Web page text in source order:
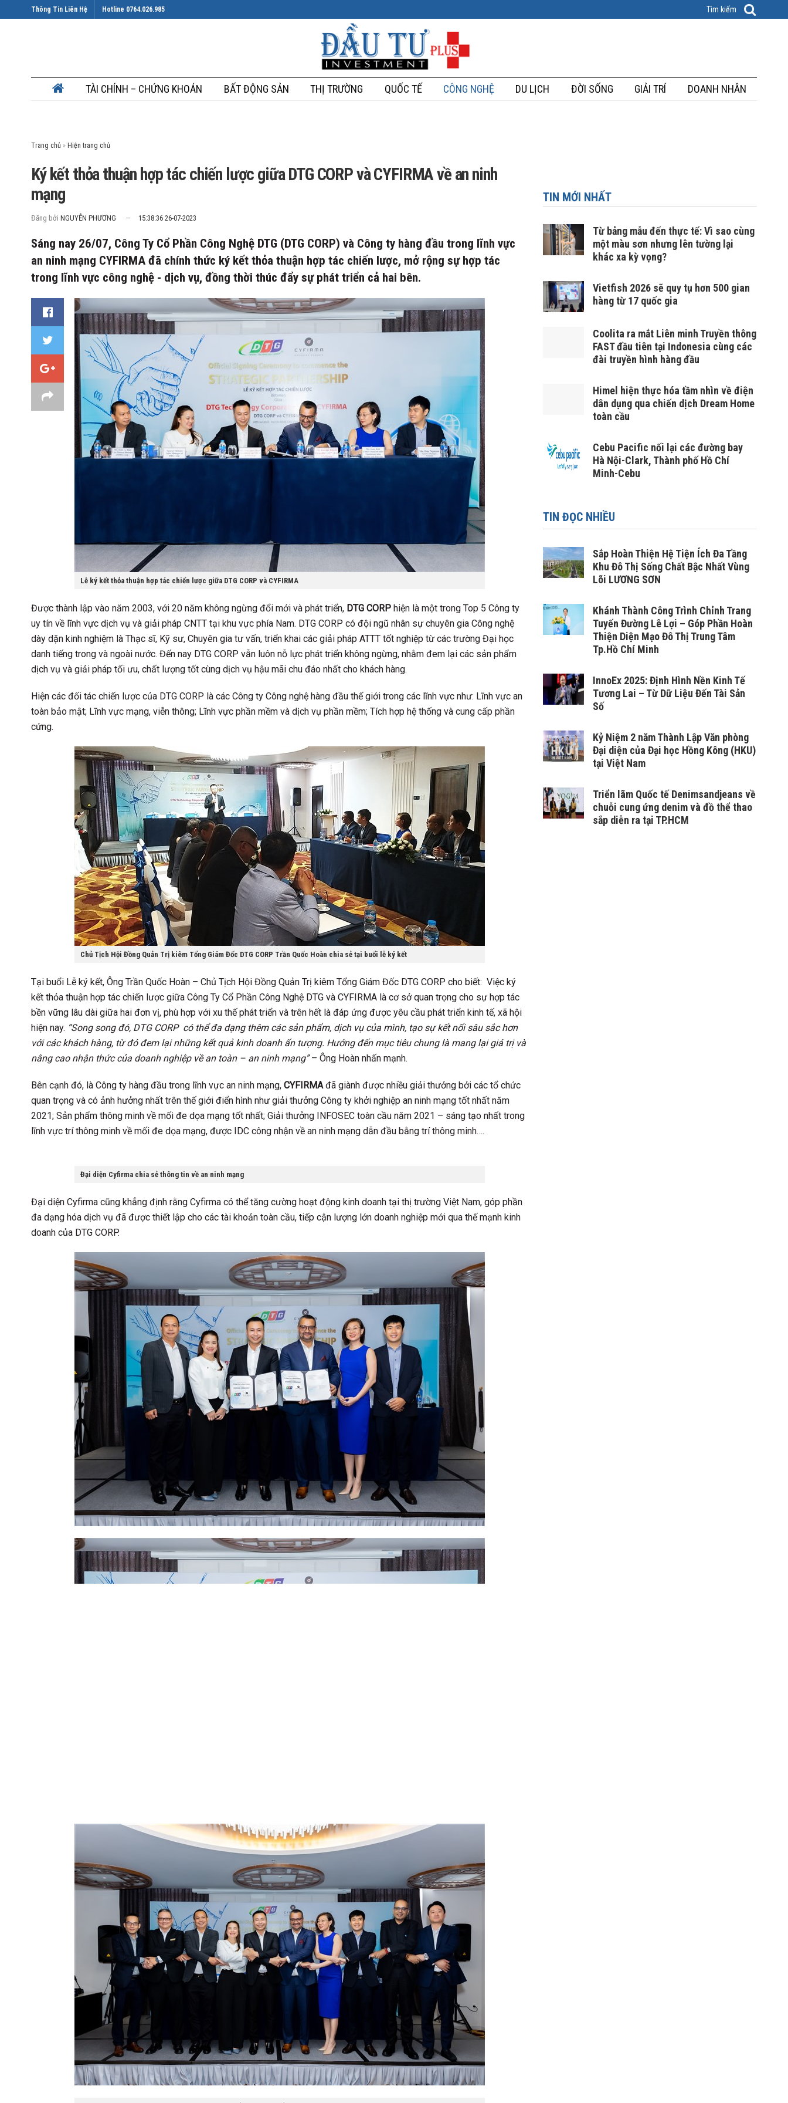
Thông Tin Liên Hệ Hotline 0764.026.985
TÀI CHÍNH – CHỨNG KHOÁN BẤT ĐỘNG SẢN THỊ TRƯỜNG QUỐC TẾ CÔNG NGHỆ DU LỊCH ĐỜI SỐNG GIẢI TRÍ DOANH NHÂN
Trang chủ »
Ký kết thỏa thuận hợp tác chiến lược giữa DTG CORP và CYFIRMA về an ninh
mạng
Đăng bởi NGUYỄN PHƯƠNG 15:38:36 26-07-2023
Sáng nay 26/07, Công Ty Cổ Phần Công Nghệ DTG (DTG CORP) và Công ty hàng đầu trong lĩnh vực
an ninh mạng CYFIRMA đã chính thức ký kết thỏa thuận hợp tác chiến lược, mở rộng sự hợp tác
trong lĩnh vực công nghệ - dịch vụ, đồng thời thúc đẩy sự phát triển cả hai bên.
Lễ ký kết thỏa thuận hợp tác chiến lược giữa DTG CORP và CYFIRMA
Được thành lập vào năm 2003, với 20 năm không ngừng đổi mới và phát triển, DTG CORP hiện là một trong Top 5 Công ty
uy tín về lĩnh vực dịch vụ và giải pháp CNTT tại khu vực phía Nam. DTG CORP có đội ngũ nhân sự chuyên gia Công nghệ
dày dặn kinh nghiệm là Thạc sĩ, Kỹ sư, Chuyên gia tư vấn, triển khai các giải pháp ATTT tốt nghiệp từ các trường Đại học
danh tiếng trong và ngoài nước. Đến nay DTG CORP vẫn luôn nỗ lực phát triển không ngừng, nhằm đem lại các sản phẩm
dịch vụ và giải pháp tối ưu, chất lượng tốt cùng dịch vụ hậu mãi chu đáo nhất cho khách hàng.
Hiện các đối tác chiến lược của DTG CORP là các Công ty Công nghệ hàng đầu thế giới trong các lĩnh vực như: Lĩnh vực an
toàn bảo mật; Lĩnh vực mạng, viễn thông; Lĩnh vực phần mềm và dịch vụ phần mềm; Tích hợp hệ thống và cung cấp phần
cứng.
Chủ Tịch Hội Đồng Quản Trị kiêm Tổng Giám Đốc DTG CORP Trần Quốc Hoàn chia sẻ tại buổi lễ ký kết
Tại buổi Lễ ký kết, Ông Trần Quốc Hoàn – Chủ Tịch Hội Đồng Quản Trị kiêm Tổng Giám Đốc DTG CORP cho biết: Việc ký
kết thỏa thuận hợp tác chiến lược giữa Công Ty Cổ Phần Công Nghệ DTG và CYFIRMA là cơ sở quan trọng cho sự hợp tác
bền vững lâu dài giữa hai đơn vị, phù hợp với xu thế phát triển và trên hết là đáp ứng được yêu cầu phát triển kinh tế, xã hội
hiện nay. “Song song đó, DTG CORP có thể đa dạng thêm các sản phẩm, dịch vụ của mình, tạo sự kết nối sâu sắc hơn
với các khách hàng, từ đó đem lại những kết quả kinh doanh ấn tượng. Hướng đến mục tiêu chung là mang lại giá trị và
nâng cao nhận thức của doanh nghiệp về an toàn – an ninh mạng”– Ông Hoàn nhấn mạnh.
Bên cạnh đó, là Công ty hàng đầu trong lĩnh vực an ninh mạng, CYFIRMAđã giành được nhiều giải thưởng bởi các tổ chức
quan trọng và có ảnh hưởng nhất trên thế giới điển hình như giải thưởng Công ty khởi nghiệp an ninh mạng tốt nhất năm
2021; Sản phẩm thông minh về mối đe dọa mạng tốt nhất; Giải thưởng INFOSEC toàn cầu năm 2021 – sáng tạo nhất trong
lĩnh vực trí thông minh về mối đe dọa mạng, được IDC công nhận về an ninh mạng dẫn đầu bằng trí thông minh….
Đại diện Cyfirma chia sẻ thông tin về an ninh mạng
Đại diện Cyfirma cũng khẳng định rằng Cyfirma có thể tăng cường hoạt động kinh doanh tại thị trường Việt Nam, góp phần
đa dạng hóa dịch vụ đã được thiết lập cho các tài khoản toàn cầu, tiếp cận lượng lớn doanh nghiệp mới qua thế mạnh kinh
doanh của DTG CORP.
TIN MỚI NHẤT
Từ bảng mẫu đến thực tế: Vì sao cùng
một màu sơn nhưng lên tường lại
khác xa kỳ vọng?
Vietfish 2026 sẽ quy tụ hơn 500 gian
hàng từ 17 quốc gia
Coolita ra mắt Liên minh Truyền thông
FAST đầu tiên tại Indonesia cùng các
đài truyền hình hàng đầu
Himel hiện thực hóa tầm nhìn về điện
dân dụng qua chiến dịch Dream Home
toàn cầu
Cebu Pacific nối lại các đường bay
Hà Nội-Clark, Thành phố Hồ Chí
Minh-Cebu
TIN ĐỌC NHIỀU
Sắp Hoàn Thiện Hệ Tiện Ích Đa Tầng
Khu Đô Thị Sống Chất Bậc Nhất Vùng
Lõi LƯƠNG SƠN
Khánh Thành Công Trình Chỉnh Trang
Tuyến Đường Lê Lợi – Góp Phần Hoàn
Thiện Diện Mạo Đô Thị Trung Tâm
Tp.Hồ Chí Minh
InnoEx 2025: Định Hình Nền Kinh Tế
Tương Lai – Từ Dữ Liệu Đến Tài Sản
Số
Kỷ Niệm 2 năm Thành Lập Văn phòng
Đại diện của Đại học Hồng Kông (HKU)
tại Việt Nam
Triển lãm Quốc tế Denimsandjeans về
chuỗi cung ứng denim và đồ thể thao
sắp diễn ra tại TP.HCM